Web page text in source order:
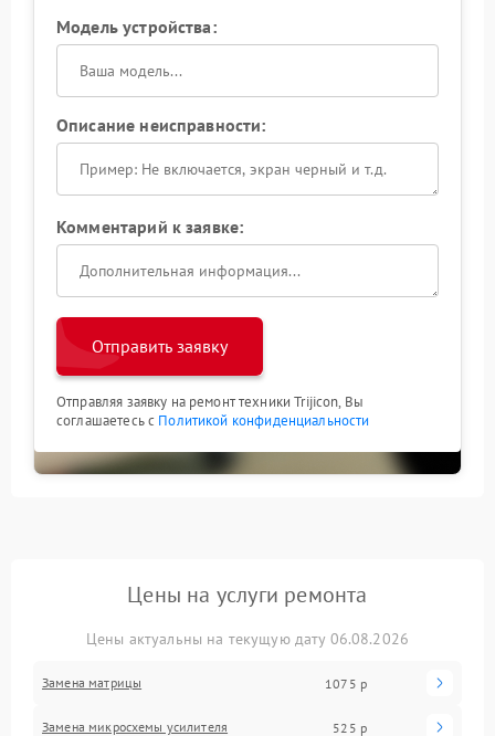
Модель устройства:
Описание неисправности:
Комментарий к заявке:
Отправить заявку
Отправляя заявку на ремонт техники Trijicon, Вы
соглашаетесь с Политикой конфиденциальности
Цены на услуги ремонта
Цены актуальны на текущую дату 06.08.2026
Замена матрицы 1075 р
Замена микросхемы усилителя 525 р